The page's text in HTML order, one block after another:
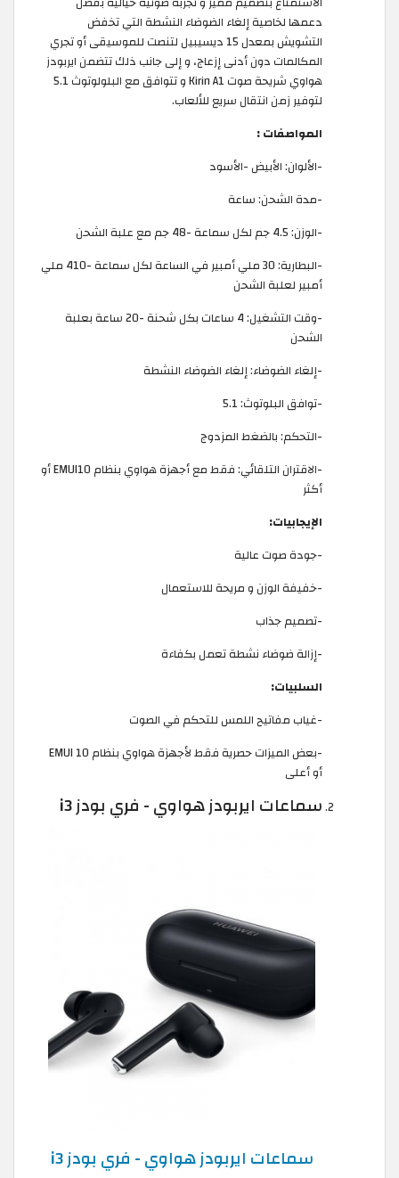
دعمها لخاصية إلغاء الضوضاء النشطة التي تخفض
التشويش بمعدل 15 ديسيبيل لتنصت للموسيقى أو تجري
المكالمات دون أدنى إزعاج، و إلى جانب ذلك تتضمن ايربودز
هواوي شريحة صوت Kirin A1 و تتوافق مع البلولوتوث 5.1
لتوفير زمن انتقال سريع للألعاب.
المواصفات :
-الألوان: الأبيض -الأسود
-مدة الشحن: ساعة
-الوزن: 4.5 جم لكل سماعة -48 جم مع علبة الشحن
-البطارية: 30 ملي أمبير في الساعة لكل سماعة -410 ملي
أمبير لعلبة الشحن
-وقت التشغيل: 4 ساعات بكل شحنة -20 ساعة بعلبة
الشحن
-إلغاء الضوضاء: إلغاء الضوضاء النشطة
-توافق البلوتوث: 5.1
-التحكم: بالضغط المزدوج
-الاقتران التلقائي: فقط مع أجهزة هواوي بنظام EMUI10 أو
أكثر
الإيجابيات:
-جودة صوت عالية
-خفيفة الوزن و مريحة للاستعمال
-تصميم جذاب
-إزالة ضوضاء نشطة تعمل بكفاءة
السلبيات:
-غياب مفاتيح اللمس للتحكم في الصوت
-بعض الميزات حصرية فقط لأجهزة هواوي بنظام EMUI 10
أو أعلى
سماعات ايربودز هواوي - فري بودز i3
سماعات ايربودز هواوي - فري بودز i3